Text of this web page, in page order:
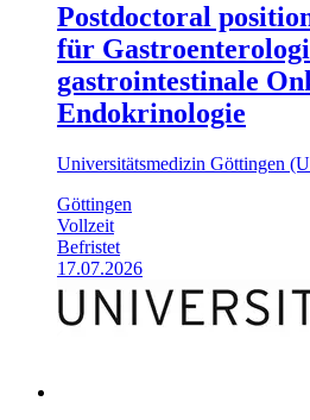
Postdoctoral
für
gastrointestinale
Endokrinologie
Universitätsmedizin Göttingen
Göttingen
Vollzeit
Befristet
17.07.2026